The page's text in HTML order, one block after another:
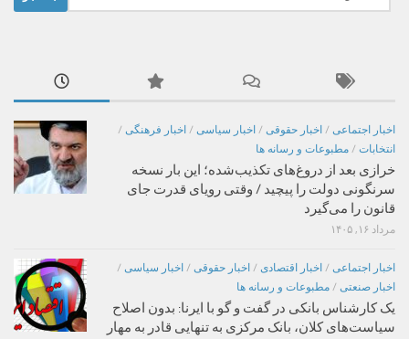
برای:
اخبار اجتماعی / اخبار حقوقی / اخبار سیاسی / اخبار فرهنگی /
انتخابات / مطبوعات و رسانه ها
خرازی بعد از دروغ‌های تکذیب‌شده؛ این بار نسخه
سرنگونی دولت را پیچید / وقتی رویای قدرت جای
قانون را می‌گیرد
مرداد ۱۶, ۱۴۰۵
اخبار اجتماعی / اخبار اقتصادی / اخبار حقوقی / اخبار سیاسی /
اخبار صنعتی / مطبوعات و رسانه ها
یک کارشناس بانکی در گفت و گو با ایرنا: بدون اصلاح
سیاست‌های کلان، بانک مرکزی به تنهایی قادر به مهار